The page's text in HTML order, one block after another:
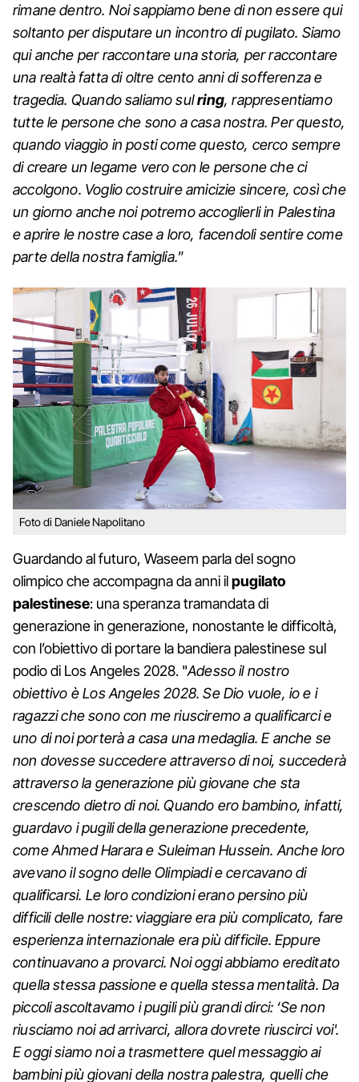
rimane dentro. Noi sappiamo bene di non essere qui
soltanto per disputare un incontro di pugilato. Siamo
qui anche per raccontare una storia, per raccontare
una realtà fatta di oltre cento anni di sofferenza e
tragedia. Quando saliamo sulring, rappresentiamo
tutte le persone che sono a casa nostra. Per questo,
quando viaggio in posti come questo, cerco sempre
di creare un legame vero con le persone che ci
accolgono. Voglio costruire amicizie sincere, così che
un giorno anche noi potremo accoglierli in Palestina
e aprire le nostre case a loro, facendoli sentire come
parte della nostra famiglia.”
Foto di Daniele Napolitano
Guardando al futuro, Waseem parla del sogno
olimpico che accompagna da anni ilpugilato
palestinese: una speranza tramandata di
generazione in generazione, nonostante le difficoltà,
con l’obiettivo di portare la bandiera palestinese sul
podio di Los Angeles 2028. "Adesso il nostro
obiettivo è Los Angeles 2028. Se Dio vuole, io e i
ragazzi che sono con me riusciremo a qualificarci e
uno di noi porterà a casa una medaglia. E anche se
non dovesse succedere attraverso di noi, succederà
attraverso la generazione più giovane che sta
crescendo dietro di noi. Quando ero bambino, infatti,
guardavo i pugili della generazione precedente,
come Ahmed Harara e Suleiman Hussein. Anche loro
avevano il sogno delle Olimpiadi e cercavano di
qualificarsi. Le loro condizioni erano persino più
difficili delle nostre: viaggiare era più complicato, fare
esperienza internazionale era più difficile. Eppure
continuavano a provarci. Noi oggi abbiamo ereditato
quella stessa passione e quella stessa mentalità. Da
piccoli ascoltavamo i pugili più grandi dirci: ‘Se non
riusciamo noi ad arrivarci, allora dovrete riuscirci voi'.
E oggi siamo noi a trasmettere quel messaggio ai
bambini più giovani della nostra palestra, quelli che